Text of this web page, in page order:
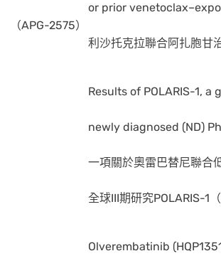
（APG-2575）
or prior
利沙托克拉聯合阿扎胞甘
Results of POLARIS-1,
newly diagnosed (ND)
一項關於奧雷巴替尼聯合
全球III期研究POLARIS-1
Olverembatinib